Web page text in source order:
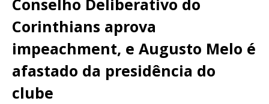
Conselho Deliberativo do
Corinthians aprova
impeachment, e Augusto Melo é
afastado da presidência do
clube